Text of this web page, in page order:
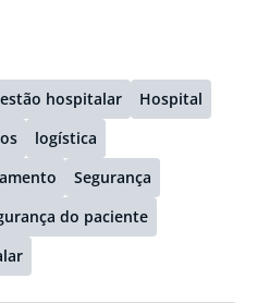
hospitalar
Hospital
logística
Segurança
do paciente